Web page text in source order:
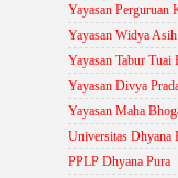
Yayasan Perguruan
Yayasan Widya Asih
Yayasan Tabur Tuai
Yayasan Divya
Yayasan Maha
Universitas Dhyana
PPLP Dhyana Pura